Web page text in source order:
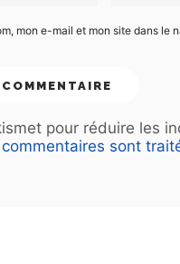
mon e-mail et mon site dans le
pour réduire les
sont